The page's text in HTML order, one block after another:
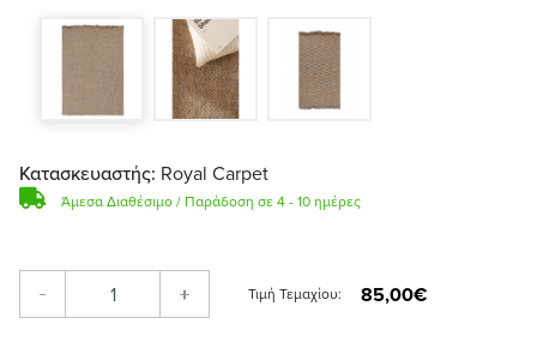
Κατασκευαστής: Royal Carpet
Άμεσα Διαθέσιμο / Παράδοση σε 4 - 10 ημέρες
- + Τιμή Τεμαχίου: 85,00€